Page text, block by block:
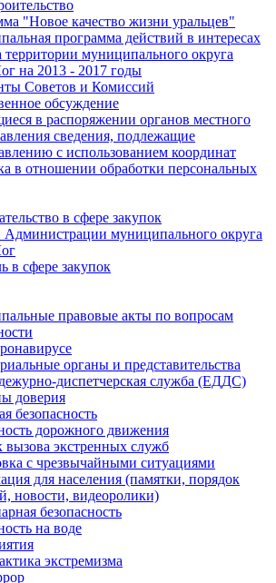
"Новое качество жизни уральцев"
программа действий в интересах
территории муниципального округа
на 2013 - 2017 годы
Советов и Комиссий
обсуждение
в распоряжении органов местного
сведения, подлежащие
с использованием координат
в отношении обработки персональных
в сфере закупок
Администрации муниципального округа
в сфере закупок
правовые акты по вопросам
органы и представительства
диспетчерская служба (ЕДДС)
доверия
безопасность
дорожного движения
вызова экстренных служб
с чрезвычайными ситуациями
для населения (памятки, порядок
новости, видеоролики)
безопасность
на воде
экстремизма